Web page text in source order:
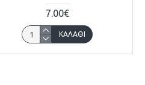
7.00€
ΚΑΛΆΘΙ